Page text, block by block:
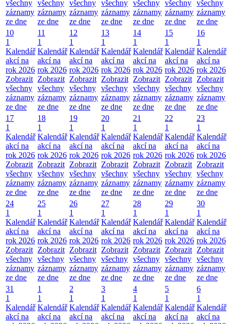
všechny
záznamy
ze dne
všechny
záznamy
ze dne
všechny
záznamy
ze dne
všechny
záznamy
ze dne
všechny
záznamy
ze dne
všechny
záznamy
ze dne
všechny
záznamy
ze dne
10
1
Kalendář
akcí na
rok 2026
Zobrazit
všechny
záznamy
ze dne
11
1
Kalendář
akcí na
rok 2026
Zobrazit
všechny
záznamy
ze dne
12
1
Kalendář
akcí na
rok 2026
Zobrazit
všechny
záznamy
ze dne
13
1
Kalendář
akcí na
rok 2026
Zobrazit
všechny
záznamy
ze dne
14
1
Kalendář
akcí na
rok 2026
Zobrazit
všechny
záznamy
ze dne
15
1
Kalendář
akcí na
rok 2026
Zobrazit
všechny
záznamy
ze dne
16
1
Kalendář
akcí na
rok 2026
Zobrazit
všechny
záznamy
ze dne
17
1
Kalendář
akcí na
rok 2026
Zobrazit
všechny
záznamy
ze dne
18
1
Kalendář
akcí na
rok 2026
Zobrazit
všechny
záznamy
ze dne
19
1
Kalendář
akcí na
rok 2026
Zobrazit
všechny
záznamy
ze dne
20
1
Kalendář
akcí na
rok 2026
Zobrazit
všechny
záznamy
ze dne
21
1
Kalendář
akcí na
rok 2026
Zobrazit
všechny
záznamy
ze dne
22
1
Kalendář
akcí na
rok 2026
Zobrazit
všechny
záznamy
ze dne
23
1
Kalendář
akcí na
rok 2026
Zobrazit
všechny
záznamy
ze dne
24
1
Kalendář
akcí na
rok 2026
Zobrazit
všechny
záznamy
ze dne
25
1
Kalendář
akcí na
rok 2026
Zobrazit
všechny
záznamy
ze dne
26
1
Kalendář
akcí na
rok 2026
Zobrazit
všechny
záznamy
ze dne
27
1
Kalendář
akcí na
rok 2026
Zobrazit
všechny
záznamy
ze dne
28
1
Kalendář
akcí na
rok 2026
Zobrazit
všechny
záznamy
ze dne
29
1
Kalendář
akcí na
rok 2026
Zobrazit
všechny
záznamy
ze dne
30
1
Kalendář
akcí na
rok 2026
Zobrazit
všechny
záznamy
ze dne
31
1
Kalendář
akcí na
1
1
Kalendář
akcí na
2
1
Kalendář
akcí na
3
1
Kalendář
akcí na
4
1
Kalendář
akcí na
5
1
Kalendář
akcí na
6
1
Kalendář
akcí na